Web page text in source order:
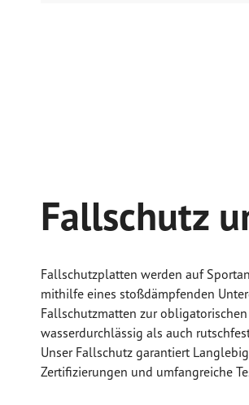
Fallschutz
Fallschutzplatten werden auf
mithilfe eines stoßdämpfenden
Fallschutzmatten zur
wasserdurchlässig als auch
Unser Fallschutz garantiert
Zertifizierungen und umfangreiche